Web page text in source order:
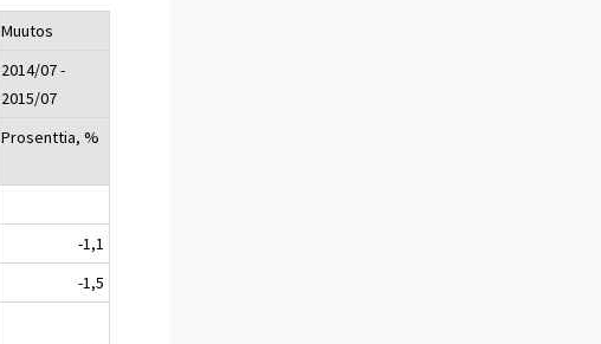
Muutos
2014/07 -
2015/07
Prosenttia, %
-1,1
-1,5